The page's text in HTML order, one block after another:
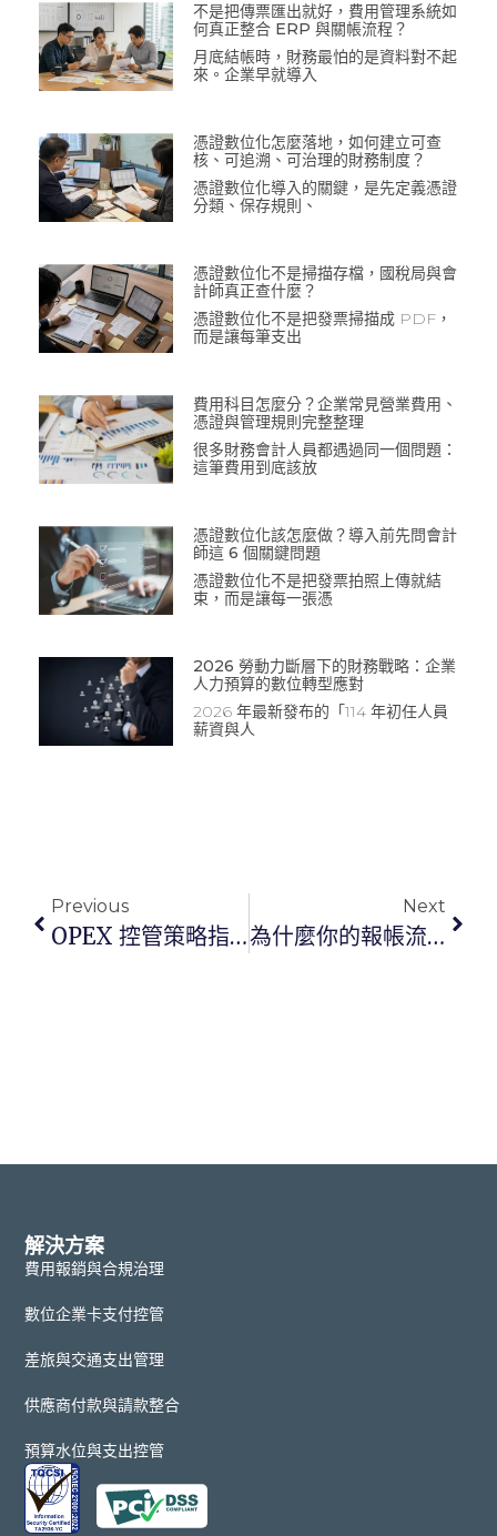
不是把傳票匯出就好，費用管理系統如
何真正整合 ERP 與關帳流程？
月底結帳時，財務最怕的是資料對不起
來。企業早就導入
憑證數位化怎麼落地，如何建立可查
核、可追溯、可治理的財務制度？
憑證數位化導入的關鍵，是先定義憑證
分類、保存規則、
憑證數位化不是掃描存檔，國稅局與會
計師真正查什麼？
憑證數位化不是把發票掃描成 PDF，
而是讓每筆支出
費用科目怎麼分？企業常見營業費用、
憑證與管理規則完整整理
很多財務會計人員都遇過同一個問題：
這筆費用到底該放
憑證數位化該怎麼做？導入前先問會計
師這 6 個關鍵問題
憑證數位化不是把發票拍照上傳就結
束，而是讓每一張憑
2026 勞動力斷層下的財務戰略：企業
人力預算的數位轉型應對
2026 年最新發布的「114 年初任人員
薪資與人
Previous
OPEX 控管策略指南：營運費用如何預算化與治理
Next
為什麼你的報帳流程總在月底拖慢關帳？企業費用管理完整指南
解決方案
費用報銷與合規治理
數位企業卡支付控管
差旅與交通支出管理
供應商付款與請款整合
預算水位與支出控管